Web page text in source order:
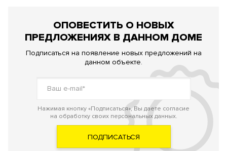
ОПОВЕСТИТЬ О НОВЫХ
ПРЕДЛОЖЕНИЯХ В ДАННОМ ДОМЕ
Подписаться на появление новых предложений на
данном объекте.
Нажимая кнопку «Подписаться», Вы даете согласие
на обработку своих персональных данных.
ПОДПИСАТЬСЯ